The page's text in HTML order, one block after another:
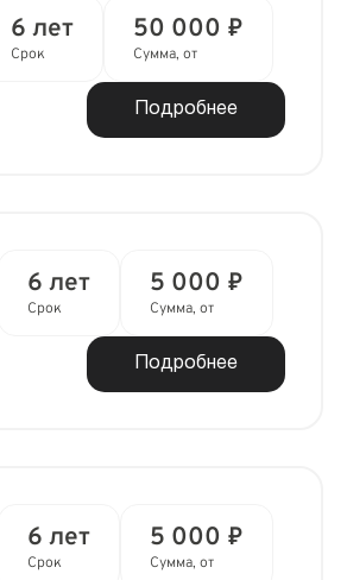
6 лет
Срок
50 000 ₽
Сумма, от
Подробнее
6 лет
Срок
5 000 ₽
Сумма, от
Подробнее
6 лет
Срок
5 000 ₽
Сумма, от